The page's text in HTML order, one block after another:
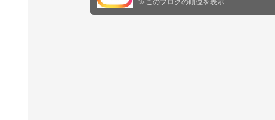
≫ このブログの順位を表示